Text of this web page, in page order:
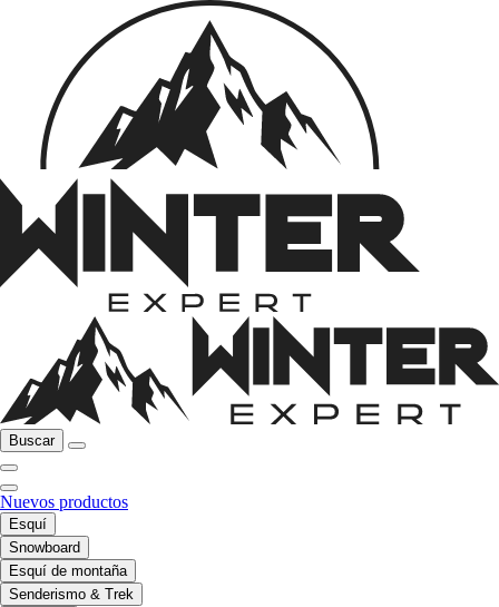
Buscar
Nuevos productos
Esquí
Snowboard
Esquí de montaña
Senderismo & Trek